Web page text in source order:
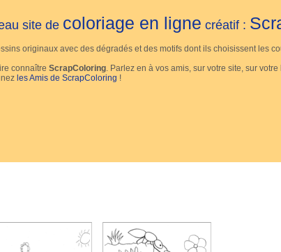
site de coloriage en ligne créatif :
originaux avec des dégradés et des motifs dont ils choisissent les
connaître ScrapColoring . Parlez en à vos amis, sur votre site, sur
les Amis de ScrapColoring !